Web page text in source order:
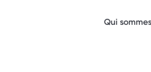
Qui